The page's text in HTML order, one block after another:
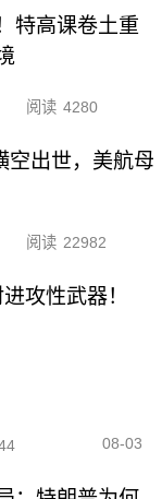
特高课卷土重
阅读 4280
空出世，美航母
阅读 22982
攻性武器！
08-03